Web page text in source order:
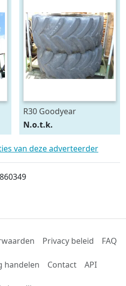
R30 Goodyear
600/70R30
N.o.t.k.
van deze adverteerder
Privacy beleid FAQ
handelen Contact API